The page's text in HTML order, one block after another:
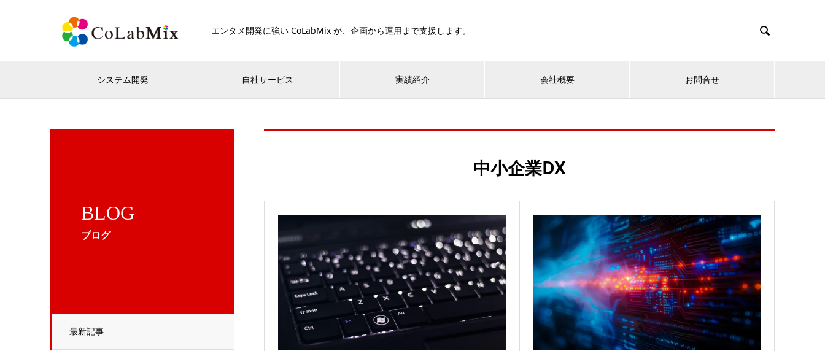
エンタメ開発に強い CoLabMix が、企画から運用まで支援します。 
システム開発 自社サービス 実績紹介 会社概要 お問合せ
BLOG
ブログ
最新記事
中小企業DX